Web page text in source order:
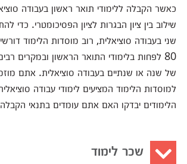
כאשר הקבלה ללימודי תואר ראשון בעבודה
שילוב בין ציון הבגרות לציון הפסיכומטרי. כדי
שני בעבודה סוציאלית, רוב מוסדות הלימוד
80 לפחות בלימודי התואר הראשון ובמקרים
של שנה או שנתיים בעבודה סוציאלית. אתם
למוסדות הלימוד המציעים לימודי עבודה
הלימודים יבדקו האם אתם עומדים בתנאי הקבלה
שכר לימוד